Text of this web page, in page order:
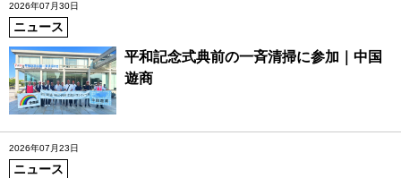
2026年07月30日
ニュース
平和記念式典前の一斉清掃に参加｜中国
遊商
2026年07月23日
ニュース